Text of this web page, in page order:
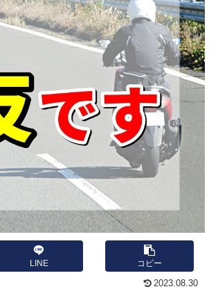
LINE コピー
2023.08.30